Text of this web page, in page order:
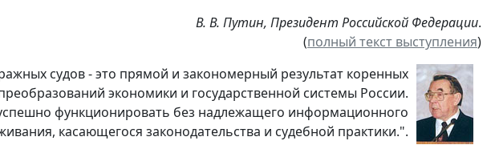
В. В. Путин, Президент Российской Федерации.
(полный текст выступления)
судов - это прямой и закономерный результат коренных
экономики и государственной системы России.
функционировать без надлежащего информационного
касающегося законодательства и судебной практики.".